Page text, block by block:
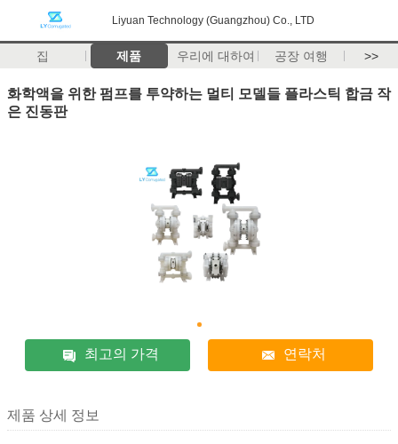
Liyuan Technology (Guangzhou) Co., LTD
집 제품 우리에 대하여 공장 여행 >>
화학액을 위한 펌프를 투약하는 멀티 모델들 플라스틱 합금 작
은 진동판
최고의 가격 연락처
제품 상세 정보